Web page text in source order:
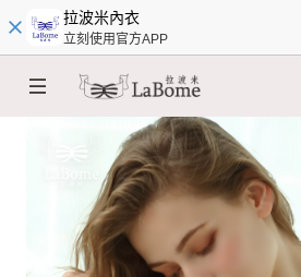
拉波米內衣
立刻使用官方APP